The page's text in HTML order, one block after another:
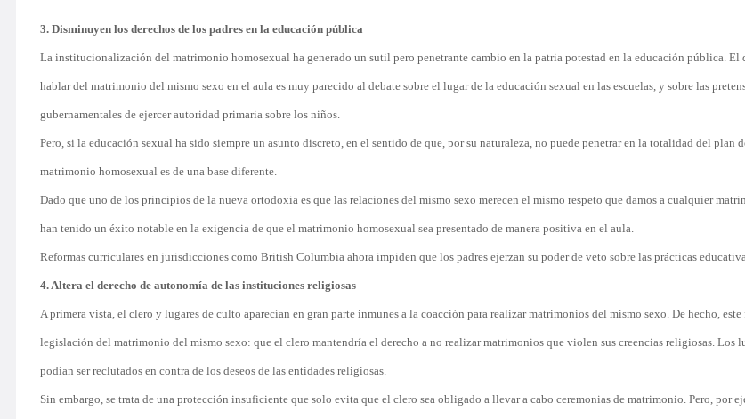
3. Disminuyen los derechos de los padres en la educación pública
La institucionalización del matrimonio homosexual ha generado un sutil pero penetrante cambio en la patria potestad en la educación pública. El
hablar del matrimonio del mismo sexo en el aula es muy parecido al debate sobre el lugar de la educación sexual en las escuelas, y sobre las
gubernamentales de ejercer autoridad primaria sobre los niños.
Pero, si la educación sexual ha sido siempre un asunto discreto, en el sentido de que, por su naturaleza, no puede penetrar en la totalidad del plan
matrimonio homosexual es de una base diferente.
Dado que uno de los principios de la nueva ortodoxia es que las relaciones del mismo sexo merecen el mismo respeto que damos a cualquier
han tenido un éxito notable en la exigencia de que el matrimonio homosexual sea presentado de manera positiva en el aula.
Reformas curriculares en jurisdicciones como British Columbia ahora impiden que los padres ejerzan su poder de veto sobre las prácticas
4. Altera el derecho de autonomía de las instituciones religiosas
A primera vista, el clero y lugares de culto aparecían en gran parte inmunes a la coacción para realizar matrimonios del mismo sexo. De hecho,
legislación del matrimonio del mismo sexo: que el clero mantendría el derecho a no realizar matrimonios que violen sus creencias religiosas. Los
podían ser reclutados en contra de los deseos de las entidades religiosas.
Sin embargo, se trata de una protección insuficiente que solo evita que el clero sea obligado a llevar a cabo ceremonias de matrimonio. Pero, por